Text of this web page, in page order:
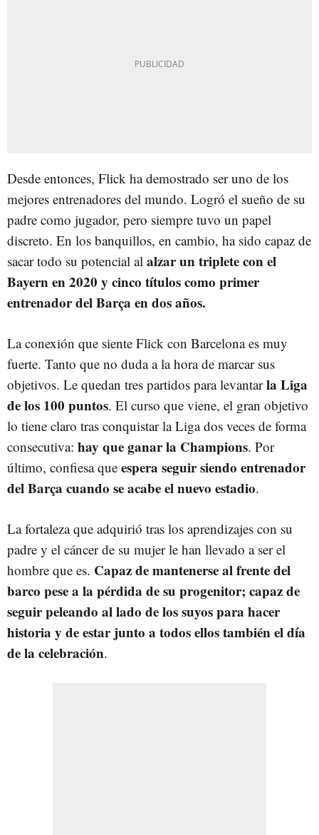
Desde entonces, Flick ha demostrado ser uno de los
mejores entrenadores del mundo. Logró el sueño de su
padre como jugador, pero siempre tuvo un papel
discreto. En los banquillos, en cambio, ha sido capaz de
sacar todo su potencial al alzar un triplete con el
Bayern en 2020 y cinco títulos como primer
entrenador del Barça en dos años.
La conexión que siente Flick con Barcelona es muy
fuerte. Tanto que no duda a la hora de marcar sus
objetivos. Le quedan tres partidos para levantarla Liga
de los 100 puntos. El curso que viene, el gran objetivo
lo tiene claro tras conquistar la Liga dos veces de forma
consecutiva: hay que ganar la Champions. Por
último, confiesa que espera seguir siendo entrenador
del Barça cuando se acabe el nuevo estadio.
La fortaleza que adquirió tras los aprendizajes con su
padre y el cáncer de su mujer le han llevado a ser el
hombre que es. Capaz de mantenerse al frente del
barco pese a la pérdida de su progenitor; capaz de
seguir peleando al lado de los suyos para hacer
historia y de estar junto a todos ellos también el día
de la celebración.